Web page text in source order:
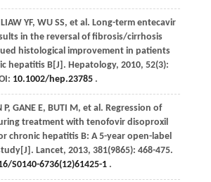
LIAW YF, WU SS, et al . Long-term entecavir
in the reversal of fibrosis/cirrhosis
histological improvement in patients
hepatitis B[J]. Hepatology, 2010, 52(3):
10.1002/hep.23785.
P, GANE E, BUTI M, et al . Regression of
treatment with tenofovir disoproxil
chronic hepatitis B: A 5-year open-label
Lancet, 2013, 381(9865): 468-475.
S0140-6736(12)61425-1.